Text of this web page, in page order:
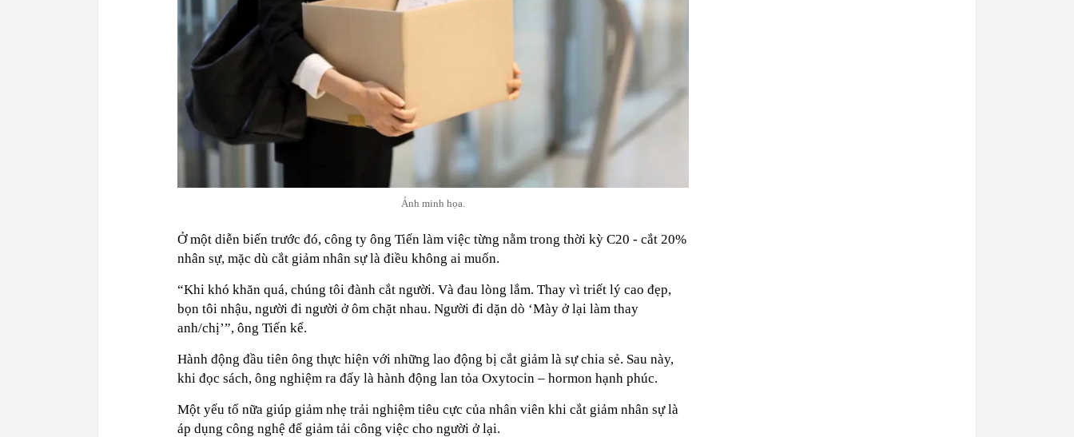
Ảnh minh họa.
Ở một diễn biến trước đó, công ty ông Tiến làm việc từng nằm trong thời kỳ C20 - cắt 20%
nhân sự, mặc dù cắt giảm nhân sự là điều không ai muốn.
“Khi khó khăn quá, chúng tôi đành cắt người. Và đau lòng lắm. Thay vì triết lý cao đẹp,
bọn tôi nhậu, người đi người ở ôm chặt nhau. Người đi dặn dò ‘Mày ở lại làm thay
anh/chị’”, ông Tiến kể.
Hành động đầu tiên ông thực hiện với những lao động bị cắt giảm là sự chia sẻ. Sau này,
khi đọc sách, ông nghiệm ra đấy là hành động lan tỏa Oxytocin – hormon hạnh phúc.
Một yếu tố nữa giúp giảm nhẹ trải nghiệm tiêu cực của nhân viên khi cắt giảm nhân sự là
áp dụng công nghệ để giảm tải công việc cho người ở lại.